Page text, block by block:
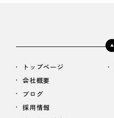
トップページ
会社概要
ブログ
採用情報